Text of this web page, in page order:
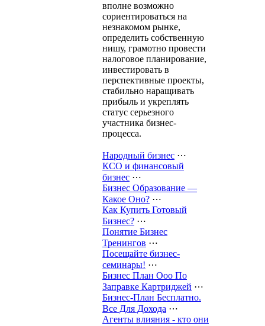
вполне возможно
сориентироваться на
незнакомом рынке,
определить собственную
нишу, грамотно провести
налоговое планирование,
инвестировать в
перспективные проекты,
стабильно наращивать
прибыль и укреплять
статус серьезного
участника бизнес-
процесса.
Народный бизнес ⋯
КСО и финансовый
бизнес ⋯
Бизнес Образование —
Какое Оно? ⋯
Как Купить Готовый
Бизнес? ⋯
Понятие Бизнес
Тренингов ⋯
Посещайте бизнес-
семинары! ⋯
Бизнес План Ооо По
Заправке Картриджей ⋯
Бизнес-План Бесплатно.
Все Для Дохода ⋯
Агенты влияния - кто они